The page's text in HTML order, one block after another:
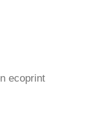
ecoprint